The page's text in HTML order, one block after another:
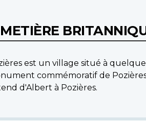
est un village situé à
commémoratif de
d'Albert à Pozières.